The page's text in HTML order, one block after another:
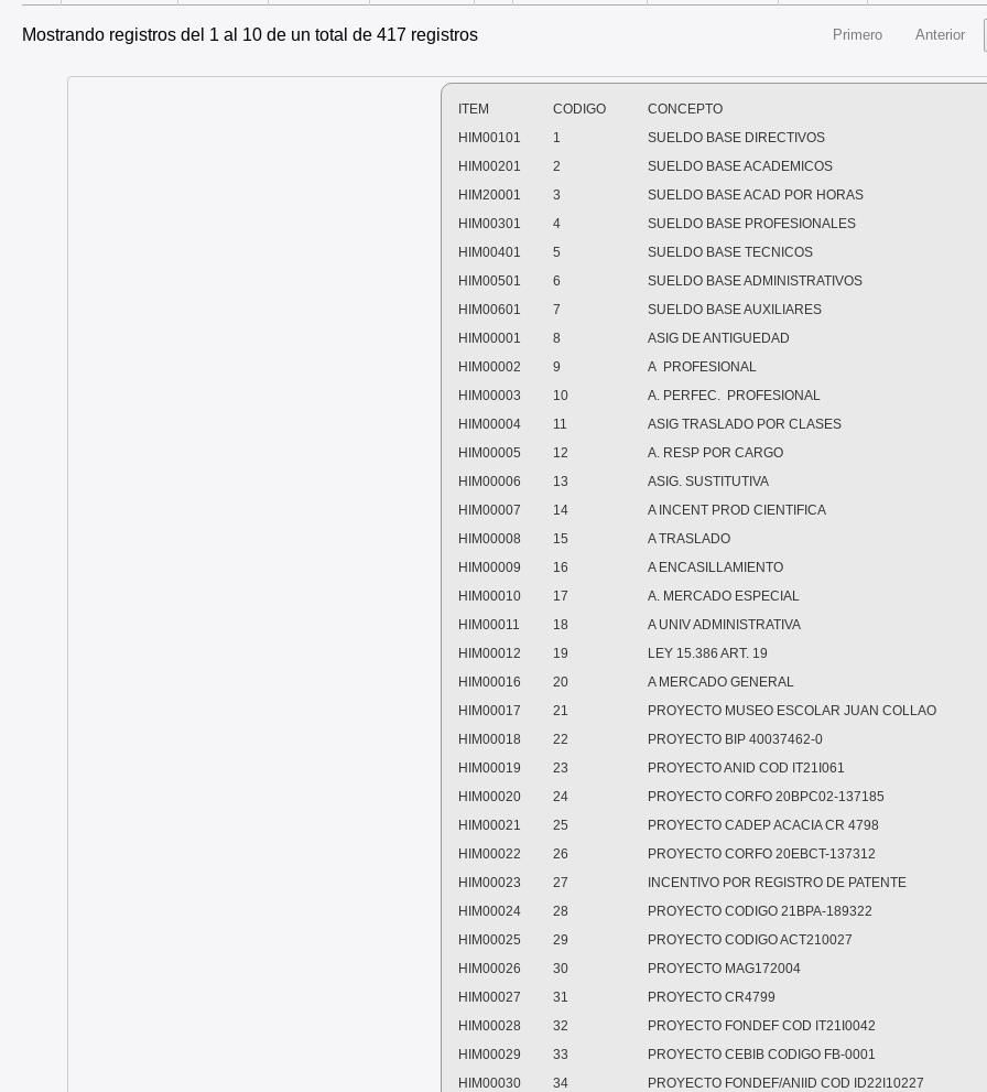
Mostrando registros del 1 al 10 de un total de 417 registros Primero Anterior
ITEM CODIGO
CONCEPTO
HIM00101
1
SUELDO BASE DIRECTIVOS
HIM00201
2
SUELDO BASE ACADEMICOS
HIM20001
3
SUELDO BASE ACAD POR HORAS
HIM00301
4
SUELDO BASE PROFESIONALES
HIM00401
5
SUELDO BASE TECNICOS
HIM00501
6
SUELDO BASE ADMINISTRATIVOS
HIM00601
7
SUELDO BASE AUXILIARES
HIM00001
8
ASIG DE ANTIGUEDAD
HIM00002
9
A PROFESIONAL
HIM00003
10
A. PERFEC. PROFESIONAL
HIM00004
11
ASIG TRASLADO POR CLASES
HIM00005
12
A. RESP POR CARGO
HIM00006
13
ASIG. SUSTITUTIVA
HIM00007
14
A INCENT PROD CIENTIFICA
HIM00008
15
A TRASLADO
HIM00009
16
A ENCASILLAMIENTO
HIM00010
17
A. MERCADO ESPECIAL
HIM00011
18
A UNIV ADMINISTRATIVA
HIM00012
19
LEY 15.386 ART. 19
HIM00016
20
A MERCADO GENERAL
HIM00017
21
PROYECTO MUSEO ESCOLAR JUAN COLLAO
HIM00018
22
PROYECTO BIP 40037462-0
HIM00019
23
PROYECTO ANID COD IT21I061
HIM00020
24
PROYECTO CORFO 20BPC02-137185
HIM00021
25
PROYECTO CADEP ACACIA CR 4798
HIM00022
26
PROYECTO CORFO 20EBCT-137312
HIM00023
27
INCENTIVO POR REGISTRO DE PATENTE
HIM00024
28
PROYECTO CODIGO 21BPA-189322
HIM00025
29
PROYECTO CODIGO ACT210027
HIM00026
30
PROYECTO MAG172004
HIM00027
31
PROYECTO CR4799
HIM00028
32
PROYECTO FONDEF COD IT21I0042
HIM00029
33
PROYECTO CEBIB CODIGO FB-0001
HIM00030
34
PROYECTO FONDEF/ANIID COD ID22I10227